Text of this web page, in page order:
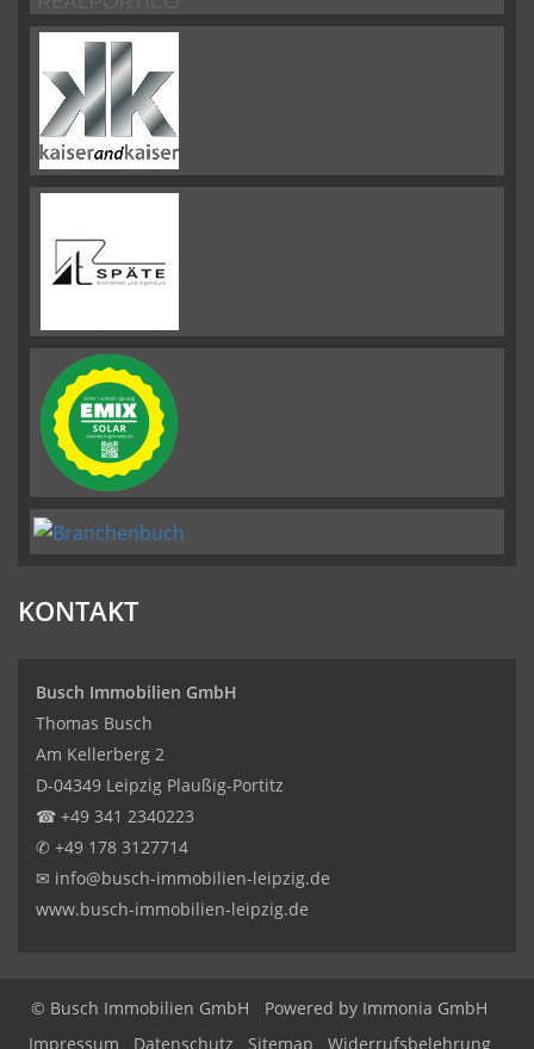
KONTAKT
Busch Immobilien GmbH
Thomas Busch
Am Kellerberg 2
D-04349 Leipzig Plaußig-Portitz
☎ +49 341 2340223
✆ +49 178 3127714
✉ info@busch-immobilien-leipzig.de
www.busch-immobilien-leipzig.de
© Busch Immobilien GmbH
Powered by Immonia GmbH
Impressum
Datenschutz Sitemap Widerrufsbelehrung